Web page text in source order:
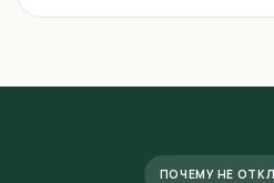
ПОЧЕМУ НЕ